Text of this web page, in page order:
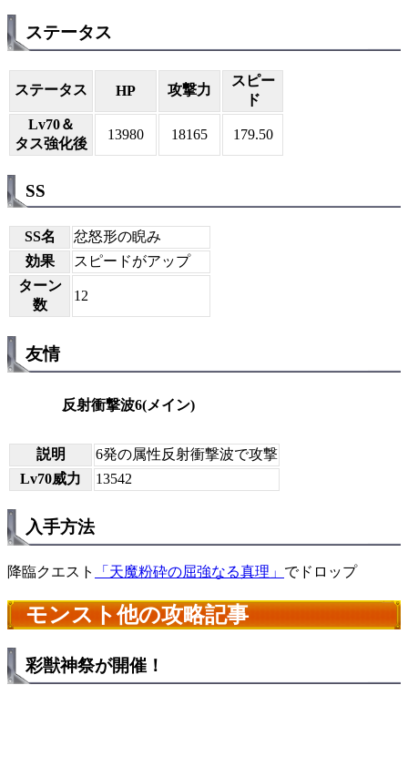
ステータス
ステータス HP 攻撃力
スピー
ド
Lv70＆
タス強化後
13980 18165 179.50
SS
SS名
忿怒形の睨み
効果
スピードがアップ
ターン
数
12
友情
反射衝撃波6(メイン)
説明
6発の属性反射衝撃波で攻撃
Lv70威力
13542
入手方法
降臨クエスト 「天魔粉砕の屈強なる真理」 でドロップ
モンスト他の攻略記事
彩獣神祭が開催！